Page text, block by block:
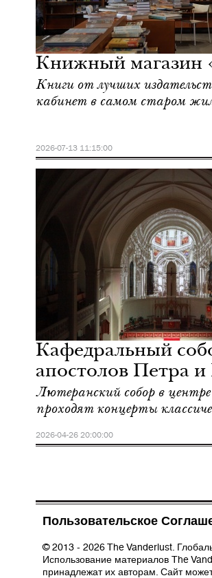
Книжный магазин
Книги от лучших
кабинет в самом старом
2026-07-13 11:15:00
Культура
Москва
Кафедральный
апостолов Петра и
Лютеранский собор в
проходят концерты
2026-04-26 20:00:00
Пользовательское
© 2013 - 2026 The Vanderlust.
Использование материалов The
принадлежат их авторам. Сайт